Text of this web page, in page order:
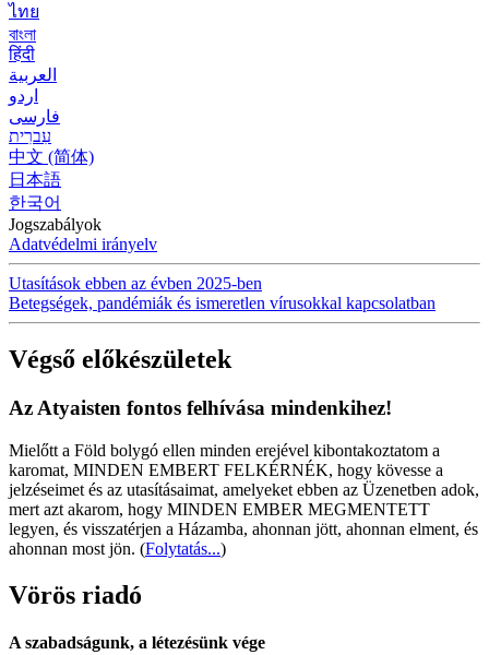
ไทย
বাংলা
हिंदी
العربية
اردو
فارسی
עִברִית
中文 (简体)
日本語
한국어
Jogszabályok
Adatvédelmi irányelv
Utasítások ebben az évben 2025-ben
Betegségek, pandémiák és ismeretlen vírusokkal kapcsolatban
Végső előkészületek
Az Atyaisten fontos felhívása mindenkihez!
Mielőtt a Föld bolygó ellen minden erejével kibontakoztatom a
karomat, MINDEN EMBERT FELKÉRNÉK, hogy kövesse a
jelzéseimet és az utasításaimat, amelyeket ebben az Üzenetben adok,
mert azt akarom, hogy MINDEN EMBER MEGMENTETT
legyen, és visszatérjen a Házamba, ahonnan jött, ahonnan elment, és
ahonnan most jön. (Folytatás...)
Vörös riadó
A szabadságunk, a létezésünk vége